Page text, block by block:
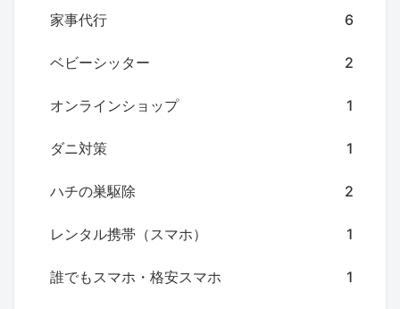
家事代行 6
ベビーシッター 2
オンラインショップ 1
ダニ対策 1
ハチの巣駆除 2
レンタル携帯（スマホ） 1
誰でもスマホ・格安スマホ 1